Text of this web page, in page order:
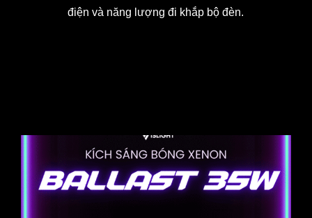
điện và năng lượng đi khắp bộ đèn.